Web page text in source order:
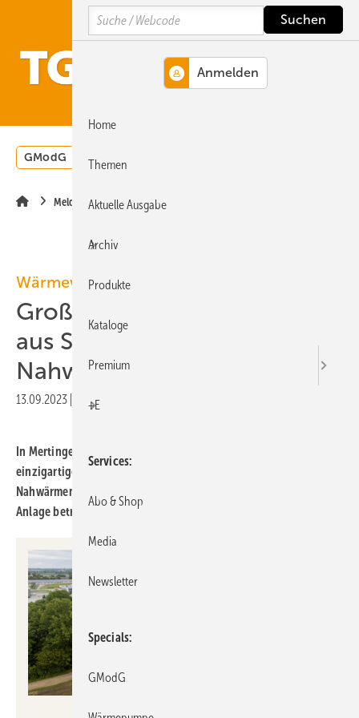
Hauptinhalt
Hauptmenü
SiteSearch
GModG Wärmepumpe
Meldungen
Wärmewende
Großwärmepumpe macht
aus Sonnenstrom grüne
Nahwärme
13.09.2023 Druckvorschau
In Mertingen entsteht gerade ein deutschlandweit noch
einzigartiges Projekt: Eine industrielle Großwärmepumpe für ein
Nahwärmenetz wird direkt mit Strom aus einer Photovoltaik-
Anlage betrieben.
Search
Home
Themen
Aktuelle Ausgabe
Archiv
Produkte
Kataloge
Premium
+E
Services
Abo & Shop
Media
Newsletter
Specials
GModG